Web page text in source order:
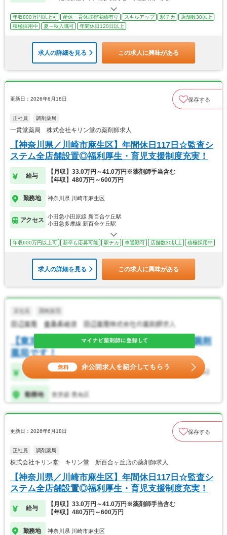
年収800万円以上可 産休・育休取得実績有り スキルアップ 駅チカ
店舗数30以上
積極採用中
夏～秋入職可 年間休日120日以上
求人の詳細を見る この求人に興味がある
更新日：2026年6月18日 保存する
正社員 調剤薬局
一貫堂薬局 株式会社キリン堂の薬剤師求人
【神奈川県／川崎市麻生区】年間休日117日☆監査シ
ステム全店舗設置◎福利厚生・育児支援制度充実！
給与
【月収】33.0万円～41.0万円※薬剤師手当含む
【年収】480万円～600万円
勤務地 神奈川県 川崎市麻生区
アクセス
小田急小田原線 新百合ケ丘駅
小田急多摩線 新百合ケ丘駅
年収600万円以上可 新卒も応募可能 駅チカ 車通勤可 店舗数30以上 積極採用中
求人の詳細を見る この求人に興味がある
更新日：2026年6月18日 保存する
正社員 調剤薬局
株式会社キリン堂 キリン堂 新百合ヶ丘店の薬剤師求人
【神奈川県／川崎市麻生区】年間休日117日☆監査シ
ステム全店舗設置◎福利厚生・育児支援制度充実！
給与
【月収】33.0万円～41.0万円※薬剤師手当含む
【年収】480万円～600万円
勤務地 神奈川県 川崎市麻生区